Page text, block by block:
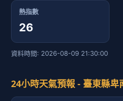
熱指數
26
資料時間: 2026-08-09 21:30:00
24小時天氣預報 - 臺東縣卑